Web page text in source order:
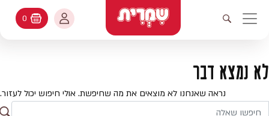
ניווט ראשי
פתיחת חיפוש
עולמות האפיה
מתכונים
החשבון שלי
החשבון שלי
היסטורית הזמנות
עגלת קניות
0
לא נמצא דבר
נראה שאנחנו לא מוצאים את מה שחיפשת. אולי חיפוש יכול לעזור.